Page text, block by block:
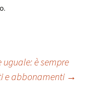
uguale: è sempre
e abbonamenti →